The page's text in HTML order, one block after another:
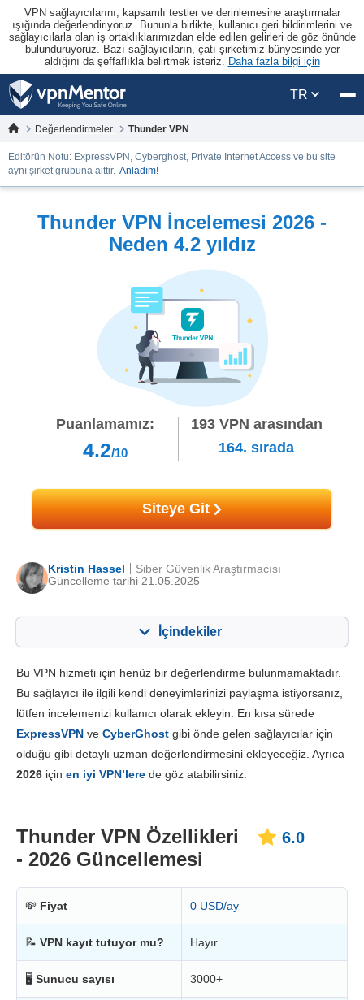
VPN sağlayıcılarını, kapsamlı testler ve derinlemesine araştırmalar
ışığında değerlendiriyoruz. Bununla birlikte, kullanıcı geri bildirimlerini ve
sağlayıcılarla olan iş ortaklıklarımızdan elde edilen gelirleri de göz önünde
bulunduruyoruz. Bazı sağlayıcıların, çatı şirketimiz bünyesinde yer
aldığını da şeffaflıkla belirtmek isteriz. Daha fazla bilgi için
TR
Değerlendirmeler Thunder VPN
Editörün Notu: ExpressVPN, Cyberghost, Private Internet Access ve bu site
aynı şirket grubuna aittir. Anladım!
Thunder VPN İncelemesi 2026 -
Neden 4.2 yıldız
Puanlamamız:
4.2/10
193VPN arasından
164. sırada
Siteye Git
Kristin Hassel
Güncelleme tarihi 21.05.2025
Siber Güvenlik Araştırmacısı
İçindekiler
Önemli Özellikler 6.0
Kurulum ve Uygulamalar 6.4
Güvenilirlik & Destek 4.8
Bu VPN hizmeti için henüz bir değerlendirme bulunmamaktadır.
Bu sağlayıcı ile ilgili kendi deneyimlerinizi paylaşma istiyorsanız,
lütfen incelemenizi kullanıcı olarak ekleyin. En kısa sürede
ExpressVPN ve CyberGhost gibi önde gelen sağlayıcılar için
olduğu gibi detaylı uzman değerlendirmesini ekleyeceğiz. Ayrıca
2026 için en iyi VPN’lere de göz atabilirsiniz.
Thunder VPN Özellikleri
- 2026 Güncellemesi
6.0
💸 Fiyat 0 USD/ay
📝 VPN kayıt tutuyor mu? Hayır
🖥 Sunucu sayısı 3000+